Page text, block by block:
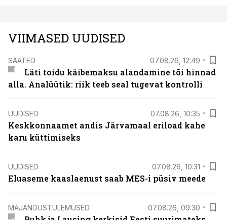
VIIMASED UUDISED
SAATED 07.08.26, 12:49
Läti toidu käibemaksu alandamine tõi hinnad
alla. Analüütik: riik teeb seal tugevat kontrolli
UUDISED 07.08.26, 10:35
Keskkonnaamet andis Järvamaal eriload kahe
karu küttimiseks
UUDISED 07.08.26, 10:31
Eluaseme kaaslaenust saab MES-i püsiv meede
MAJANDUSTULEMUSED 07.08.26, 09:30